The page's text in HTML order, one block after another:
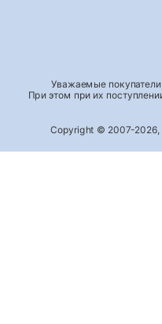
Уважаемые
При этом при их
Copyright © 2007-2026,